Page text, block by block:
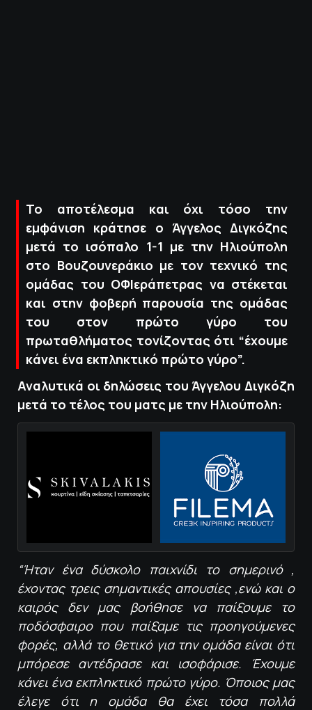
Το αποτέλεσμα και όχι τόσο την
εμφάνιση κράτησε ο Άγγελος Διγκόζης
μετά το ισόπαλο 1-1 με την Ηλιούπολη
στο Βουζουνεράκιο με τον τεχνικό της
ομάδας του ΟΦΙεράπετρας να στέκεται
και στην φοβερή παρουσία της ομάδας
του στον πρώτο γύρο του
πρωταθλήματος τονίζοντας ότι “έχουμε
κάνει ένα εκπληκτικό πρώτο γύρο”.
Αναλυτικά οι δηλώσεις του Άγγελου Διγκόζη
μετά το τέλος του ματς με την Ηλιούπολη:
“Ήταν ένα δύσκολο παιχνίδι το σημερινό ,
έχοντας τρεις σημαντικές απουσίες ,ενώ και ο
καιρός δεν μας βοήθησε να παίξουμε το
ποδόσφαιρο που παίξαμε τις προηγούμενες
φορές, αλλά το θετικό για την ομάδα είναι ότι
μπόρεσε αντέδρασε και ισοφάρισε. Έχουμε
κάνει ένα εκπληκτικό πρώτο γύρο. Όποιος μας
έλεγε ότι η ομάδα θα έχει τόσα πολλά